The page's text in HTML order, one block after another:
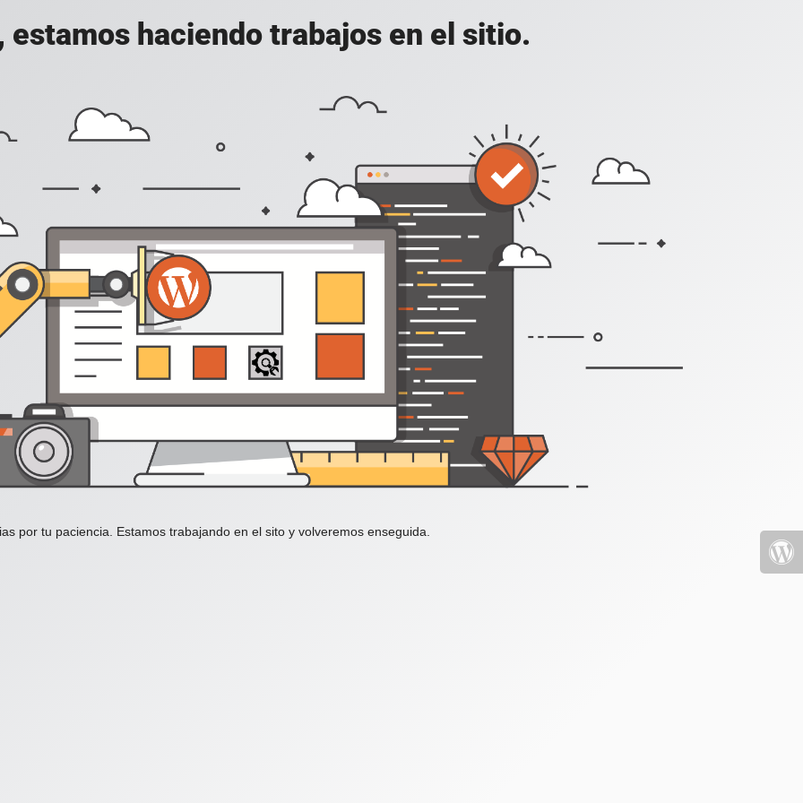
estamos haciendo trabajos en el sitio.
por tu paciencia. Estamos trabajando en el sito y volveremos enseguida.